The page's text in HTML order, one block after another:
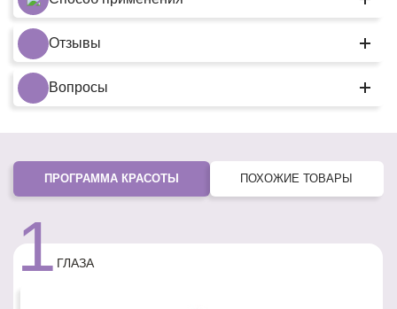
Отзывы
Вопросы
ПРОГРАММА КРАСОТЫ ПОХОЖИЕ ТОВАРЫ
1ГЛАЗА